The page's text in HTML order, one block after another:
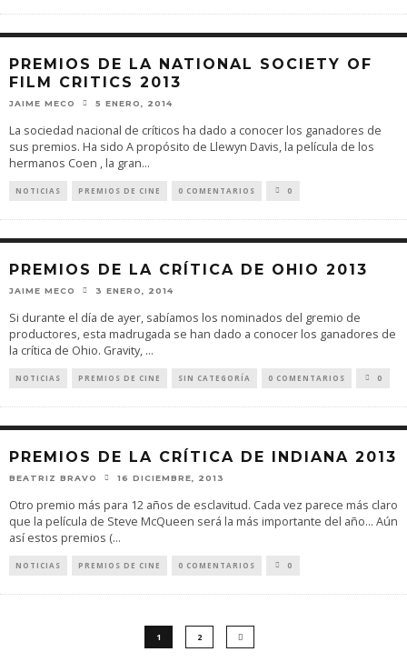
PREMIOS DE LA NATIONAL SOCIETY OF
FILM CRITICS 2013
JAIME MECO 5 ENERO, 2014
La sociedad nacional de críticos ha dado a conocer los ganadores de
sus premios. Ha sido A propósito de Llewyn Davis, la película de los
hermanos Coen , la gran...
NOTICIAS PREMIOS DE CINE 0 COMENTARIOS 0
PREMIOS DE LA CRÍTICA DE OHIO 2013
JAIME MECO 3 ENERO, 2014
Si durante el día de ayer, sabíamos los nominados del gremio de
productores, esta madrugada se han dado a conocer los ganadores de
la crítica de Ohio. Gravity, ...
NOTICIAS PREMIOS DE CINE SIN CATEGORÍA 0 COMENTARIOS 0
PREMIOS DE LA CRÍTICA DE INDIANA 2013
BEATRIZ BRAVO 16 DICIEMBRE, 2013
Otro premio más para 12 años de esclavitud. Cada vez parece más claro
que la película de Steve McQueen será la más importante del año... Aún
así estos premios (...
NOTICIAS PREMIOS DE CINE 0 COMENTARIOS 0
1 2